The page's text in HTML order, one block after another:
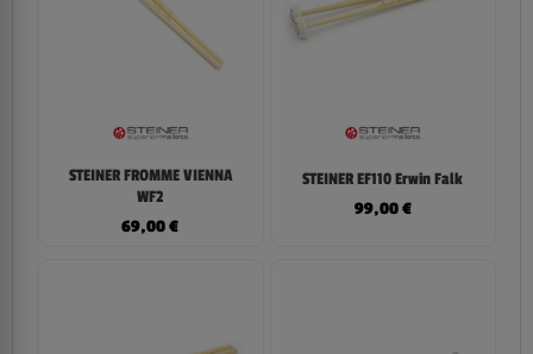
STEINER FROMME VIENNA
WF2
69,00€
STEINER EF110 Erwin Falk
99,00€